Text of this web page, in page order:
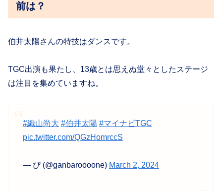
前は？
伯井太陽さんの特技はダンスです。
TGC出演も果たし、13歳とは思えぬ堂々としたステージ
は注目を集めていますね。
#織山尚大 #伯井太陽 #マイナビTGC
pic.twitter.com/QGzHomrccS
— ぴ (@ganbaroooone) March 2, 2024